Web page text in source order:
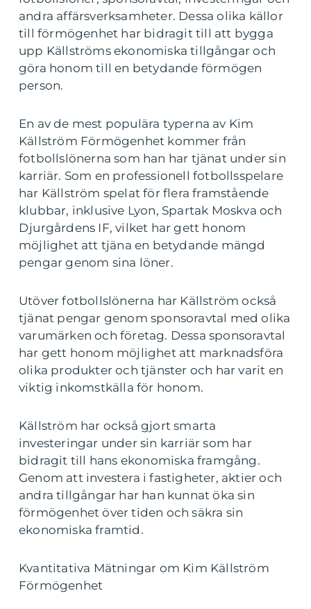
andra affärsverksamheter. Dessa olika källor
till förmögenhet har bidragit till att bygga
upp Källströms ekonomiska tillgångar och
göra honom till en betydande förmögen
person.
En av de mest populära typerna av Kim
Källström Förmögenhet kommer från
fotbollslönerna som han har tjänat under sin
karriär. Som en professionell fotbollsspelare
har Källström spelat för flera framstående
klubbar, inklusive Lyon, Spartak Moskva och
Djurgårdens IF, vilket har gett honom
möjlighet att tjäna en betydande mängd
pengar genom sina löner.
Utöver fotbollslönerna har Källström också
tjänat pengar genom sponsoravtal med olika
varumärken och företag. Dessa sponsoravtal
har gett honom möjlighet att marknadsföra
olika produkter och tjänster och har varit en
viktig inkomstkälla för honom.
Källström har också gjort smarta
investeringar under sin karriär som har
bidragit till hans ekonomiska framgång.
Genom att investera i fastigheter, aktier och
andra tillgångar har han kunnat öka sin
förmögenhet över tiden och säkra sin
ekonomiska framtid.
Kvantitativa Mätningar om Kim Källström
Förmögenhet